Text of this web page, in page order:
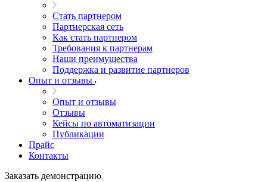
Стать партнером
Партнерская сеть
Как стать партнером
Требования к партнерам
Наши преимущества
Поддержка и развитие партнеров
Опыт и отзывы
Опыт и отзывы
Отзывы
Кейсы по автоматизации
Публикации
Прайс
Контакты
Заказать демонстрацию